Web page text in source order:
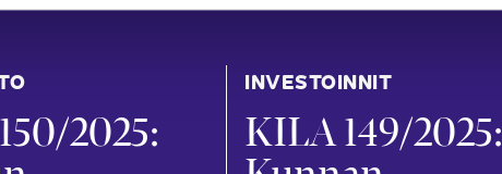
2025:
INVESTOINNIT
KILA 149/2025: